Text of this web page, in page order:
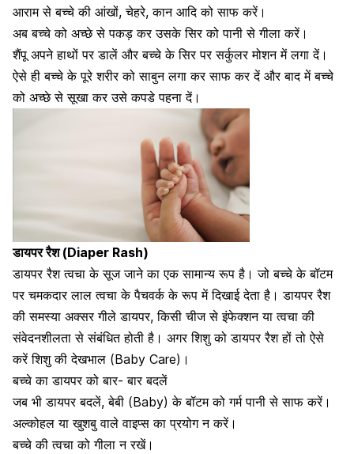
आराम से बच्चे की आंखों, चेहरे, कान आदि को साफ करें।
अब बच्चे को अच्छे से पकड़ कर उसके सिर को पानी से गीला करें।
शैंपू अपने हाथों पर डालें औरबच्चे के सिर पर सर्कुलर मोशन में लगा दें।
ऐसे ही बच्चे के पूरे शरीर को साबुन लगा कर साफ कर दें और बाद में बच्चे
को अच्छे से सूखा कर उसे कपडे पहना दें।
डायपर रैश (Diaper Rash)
डायपर रैश त्वचा के सूज जाने का एक सामान्य रूप है। जो बच्चे के बॉटम
पर चमकदार लाल त्वचा के पैचवर्क के रूप में दिखाई देता है। डायपर रैश
की समस्या अक्सर गीले डायपर, किसी चीज से इंफेक्शन या त्वचा की
संवेदनशीलता से संबंधित होती है। अगर शिशु को डायपर रैश हों तो ऐसे
करें शिशु की देखभाल (Baby Care)।
बच्चे काडायपर को बार- बार बदलें
जब भी डायपर बदलें, बेबी (Baby) के बॉटम को गर्म पानी से साफ करें।
अल्कोहल या खुशबु वाले वाइप्स का प्रयोग न करें।
बच्चे की त्वचा को गीला न रखें।